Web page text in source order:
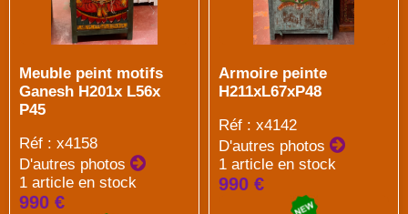
Meuble peint motifs
Ganesh H201x L56x
P45
Réf : x4158
D'autres photos
1 article en stock
990 €
Armoire peinte
H211xL67xP48
Réf : x4142
D'autres photos
1 article en stock
990 €